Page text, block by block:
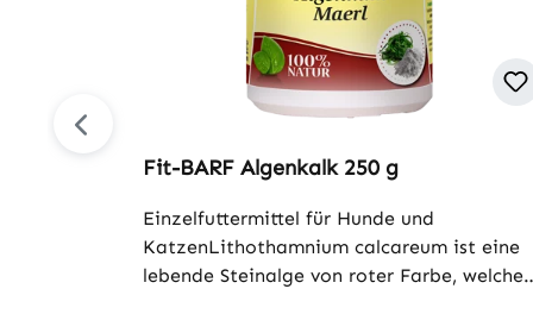
Fit-BARF Algenkalk 250 g
Einzelfuttermittel für Hunde und
KatzenLithothamnium calcareum ist eine
lebende Steinalge von roter Farbe, welche